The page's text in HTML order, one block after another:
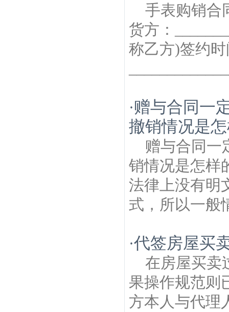
手表购销合
货方：
称乙方)签约时
·赠与合同一
撤销情况是
赠与合同一
销情况是怎样
法律上没有明
式，所以一般
·代签房屋买
在房屋买卖
果操作规范则
方本人与代理